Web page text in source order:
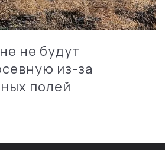
не будут
из-за
полей